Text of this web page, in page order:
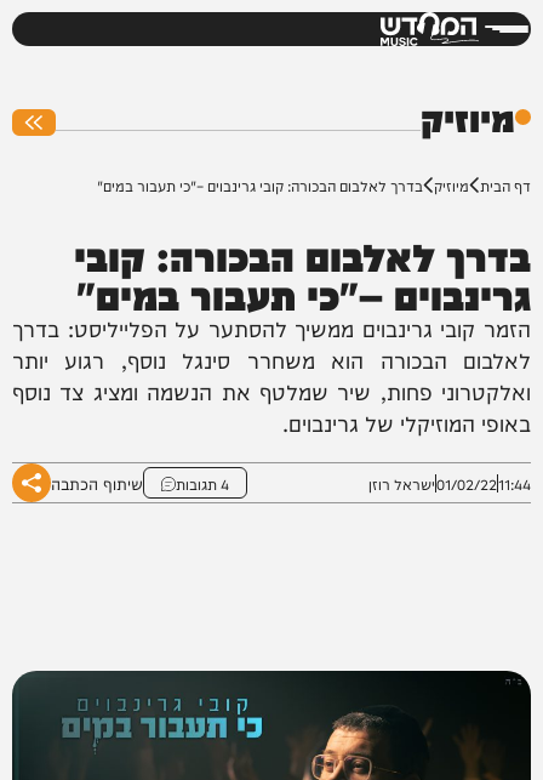
המחדש
מיוזיק
דף הבית מיוזיק בדרך לאלבום הבכורה: קובי גרינבוים –"כי תעבור במים"
בדרך לאלבום הבכורה: קובי
גרינבוים –"כי תעבור במים"
הזמר קובי גרינבוים ממשיך להסתער על הפלייליסט: בדרך
לאלבום הבכורה הוא משחרר סינגל נוסף, רגוע יותר
ואלקטרוני פחות, שיר שמלטף את הנשמה ומציג צד נוסף
באופי המוזיקלי של גרינבוים.
11:44
01/02/22ישראל רוזן 4 תגובות שיתוף הכתבה